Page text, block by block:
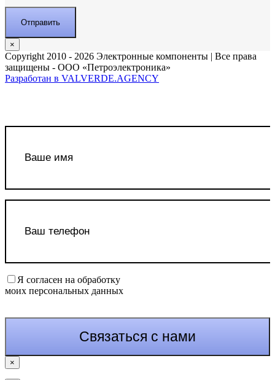
×
Copyright 2010 - 2026 Электронные компоненты | Все права
защищены - ООО «Петроэлектроника»
Разработан в VALVERDE.AGENCY
Я согласен на обработку
моих персональных данных
×